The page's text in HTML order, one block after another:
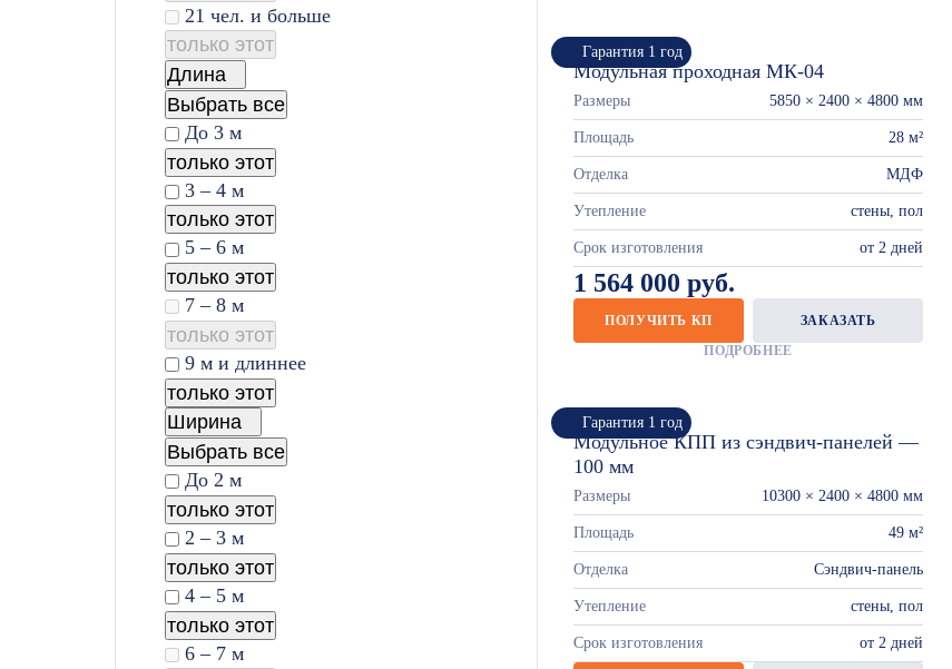
21 чел. и больше
только этот
Длина
Выбрать все
До 3 м
только этот
3 – 4 м
только этот
5 – 6 м
только этот
7 – 8 м
только этот
9 м и длиннее
только этот
Ширина
Выбрать все
До 2 м
только этот
2 – 3 м
только этот
4 – 5 м
только этот
6 – 7 м
Гарантия 1 год
Модульная проходная МК-04
Размеры 5850 × 2400 × 4800 мм
Площадь 28 м²
Отделка МДФ
Утепление стены, пол
Срок изготовления от 2 дней
1 564 000 руб.
ПОЛУЧИТЬ КП
ЗАКАЗАТЬ
ПОДРОБНЕЕ
Гарантия 1 год
Модульное КПП из сэндвич-панелей —
100 мм
Размеры 10300 × 2400 × 4800 мм
Площадь 49 м²
Отделка Сэндвич-панель
Утепление стены, пол
Срок изготовления от 2 дней